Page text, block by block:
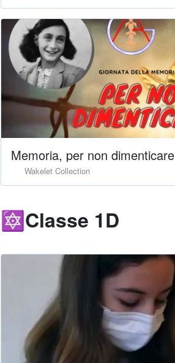
Memoria, per non dimenticare
Wakelet Collection
🔯Classe 1D